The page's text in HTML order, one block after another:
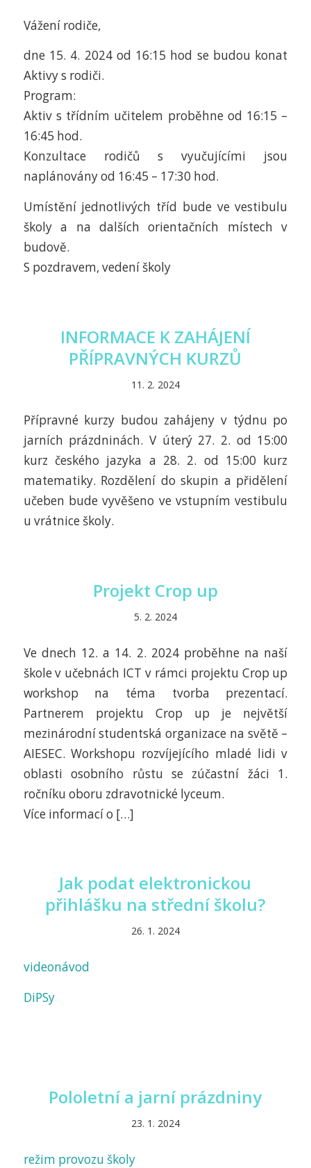
Vážení rodiče,
dne 15. 4. 2024 od 16:15 hod se budou konat
Aktivy s rodiči.
Program:
Aktiv s třídním učitelem proběhne od 16:15 –
16:45 hod.
Konzultace rodičů s vyučujícími jsou
naplánovány od 16:45 – 17:30 hod.
Umístění jednotlivých tříd bude ve vestibulu
školy a na dalších orientačních místech v
budově.
S pozdravem, vedení školy
INFORMACE K ZAHÁJENÍ
PŘÍPRAVNÝCH KURZŮ
11. 2. 2024
Přípravné kurzy budou zahájeny v týdnu po
jarních prázdninách. V úterý 27. 2. od 15:00
kurz českého jazyka a 28. 2. od 15:00 kurz
matematiky. Rozdělení do skupin a přidělení
učeben bude vyvěšeno ve vstupním vestibulu
u vrátnice školy.
Projekt Crop up
5. 2. 2024
Ve dnech 12. a 14. 2. 2024 proběhne na naší
škole v učebnách ICT v rámci projektu Crop up
workshop na téma tvorba prezentací.
Partnerem projektu Crop up je největší
mezinárodní studentská organizace na světě –
AIESEC. Workshopu rozvíjejícího mladé lidi v
oblasti osobního růstu se zúčastní žáci 1.
ročníku oboru zdravotnické lyceum.
Více informací o […]
Jak podat elektronickou
přihlášku na střední školu?
26. 1. 2024
videonávod
DiPSy
Pololetní a jarní prázdniny
23. 1. 2024
režim provozu školy